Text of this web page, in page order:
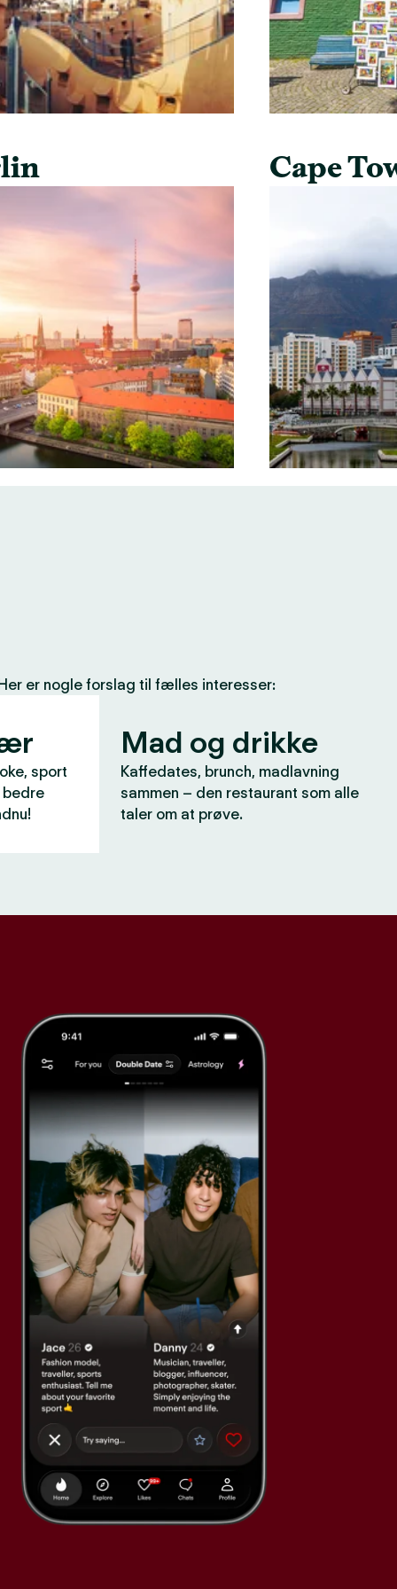
Cape
er nogle forslag til fælles interesser:
sport
bedre
Mad og drikke
Kaffedates, brunch, madlavning
sammen – den restaurant som alle
taler om at prøve.